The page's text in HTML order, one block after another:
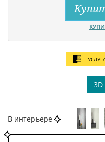
3D
В интерьере